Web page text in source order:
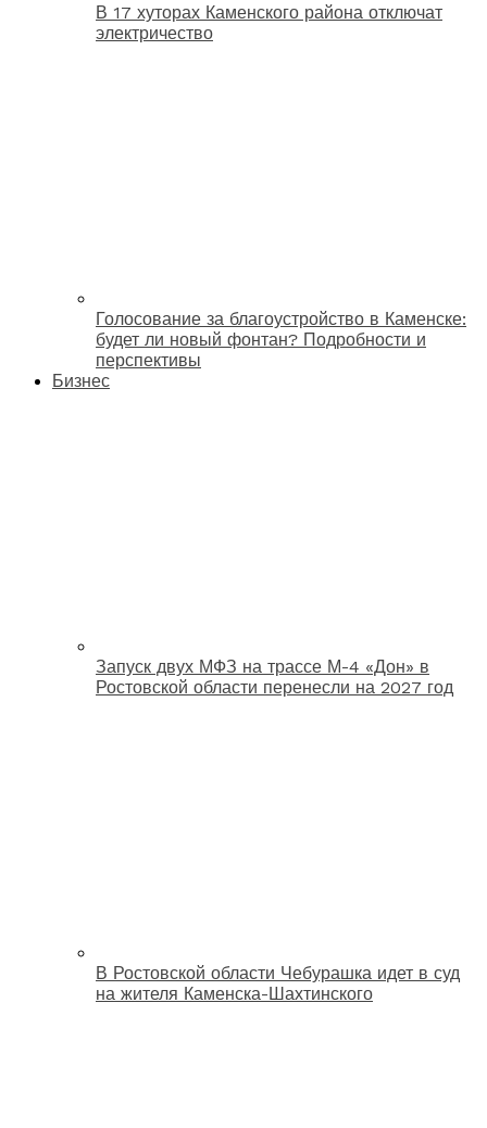
В 17 хуторах Каменского района отключат
электричество
Голосование за благоустройство в Каменске:
будет ли новый фонтан? Подробности и
перспективы
Бизнес
Запуск двух МФЗ на трассе М-4 «Дон» в
Ростовской области перенесли на 2027 год
В Ростовской области Чебурашка идет в суд
на жителя Каменска-Шахтинского